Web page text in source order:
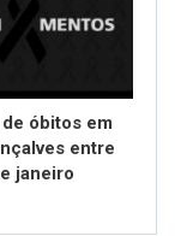
óbitos em
entre
janeiro